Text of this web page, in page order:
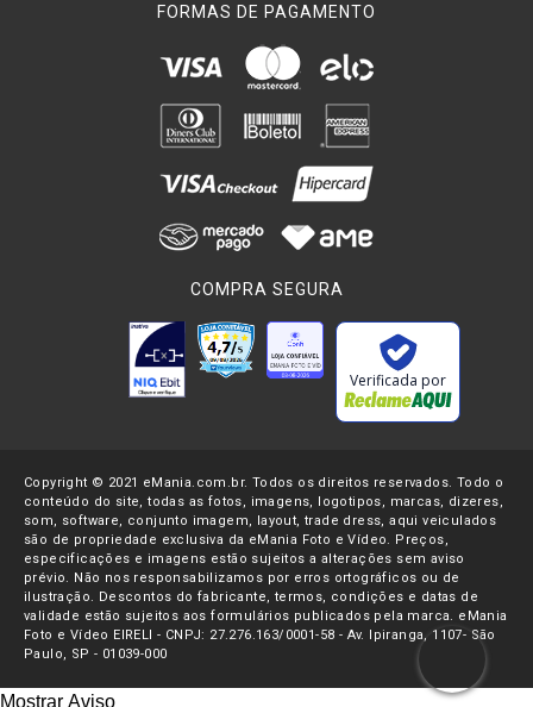
FORMAS DE PAGAMENTO
COMPRA SEGURA
Verificada por
Copyright © 2021 eMania.com.br. Todos os direitos reservados. Todo o
conteúdo do site, todas as fotos, imagens, logotipos, marcas, dizeres,
som, software, conjunto imagem, layout, trade dress, aqui veiculados
são de propriedade exclusiva da eMania Foto e Vídeo. Preços,
especificações e imagens estão sujeitos a alterações sem aviso
prévio. Não nos responsabilizamos por erros ortográficos ou de
ilustração. Descontos do fabricante, termos, condições e datas de
validade estão sujeitos aos formulários publicados pela marca. eMania
Foto e Vídeo EIRELI - CNPJ: 27.276.163/0001-58 - Av. Ipiranga, 1107- São
Paulo, SP - 01039-000
Mostrar Aviso